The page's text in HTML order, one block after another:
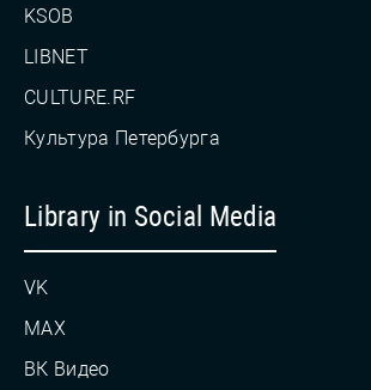
KSOB
LIBNET
CULTURE.RF
Культура Петербурга
Library in Social Media
VK
MAX
ВК Видео